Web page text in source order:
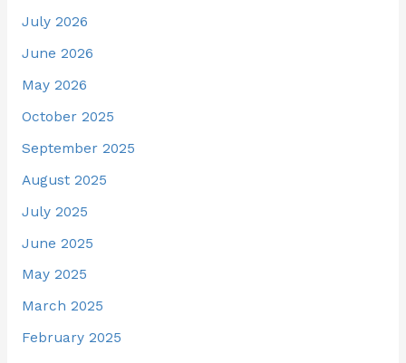
July 2026
June 2026
May 2026
October 2025
September 2025
August 2025
July 2025
June 2025
May 2025
March 2025
February 2025